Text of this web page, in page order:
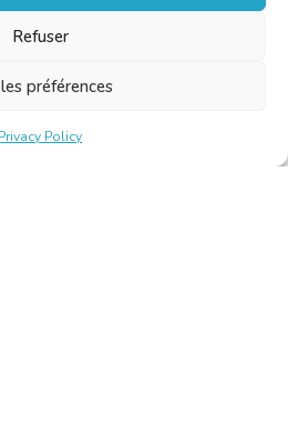
Refuser
préférences
Privacy Policy